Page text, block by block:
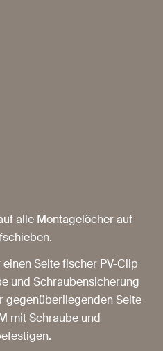
alle Montagelöcher auf
Seite fischer PV-Clip
und Schraubensicherung
gegenüberliegenden Seite
mit Schraube und